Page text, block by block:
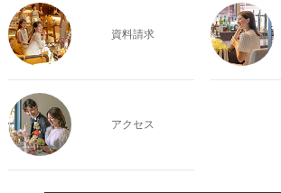
資料請求
アクセス